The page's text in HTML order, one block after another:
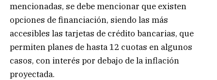
mencionadas, se debe mencionar que existen
opciones de financiación, siendo las más
accesibles las tarjetas de crédito bancarias, que
permiten planes de hasta 12 cuotas en algunos
casos, con interés por debajo de la inflación
proyectada.